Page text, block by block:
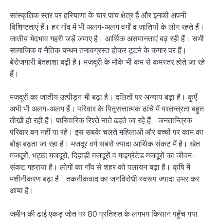
सांस्कृतिक स्तर पर हरियाणा के चार पांच क्षेत्र हैं और इनकी अपनी
विशिष्टताएं हैं। हर गाँव में भी अलग-अलग वर्गों व जातियों के लोग रहते हैं।
जातीय भेदभाव गहरी जड़ें जमाए है। आर्थिक असमानताएं बढ़ रही हैं। सभी
सामाजिक व नैतिक बन्धन तनावग्रस्त होकर टूटने के कगार पर हैं।
बेरोजगारी बेतहाशा बढ़ी है। मजदूरी के मौके भी कम से कमस्तर होते जा रहे
हैं।
मजदूरों का जातीय उत्पीड़न भी बढ़ा है। दलितों पर अन्याय बढ़ा है। कुएँ
अभी भी अलग-अलग हैं। परिवार के पितृसत्तात्मक ढांचे में परतन्त्रता बहुत
तीखी हो रही है। पारिवारिक रिश्ते नाते ढहते जा रहे हैं। जनतान्त्रिक
परिवार बन नहीं पा रहे। इस सबके चलते महिलाओं और बच्चों पर काम का
बोझ बढ़ता जा रहा है। मजदूर वर्ग सबसे ज्यादा आर्थिक संकट में है। खेत
मजदूरों, भट्ठा मजदूरों, दिहाड़ी मजदूरों व माइग्रेटेड मजदूरों का जीवन-
संकट गहराया है। लोगों का गाँव से शहर को पलायन बढ़ा है। कृषि में
मशीनीकरण बढ़ा है। तकनीकवाद का जनविरोधी स्वरूप ज्यादा उभर कर
आया है।
जमीन की ढाई एकड़ जोत पर 80 प्रतिशत के लगभग किसान पहुँच गया